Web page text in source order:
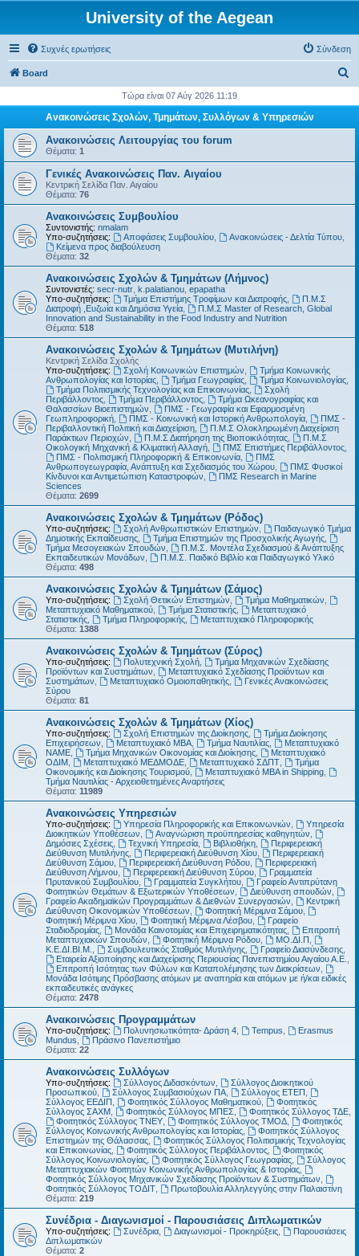
University of the Aegean
Συχνές ερωτήσεις Σύνδεση
Board
ζ
σ
Τώρα είναι 07 Αύγ 2026 11:19
Ανακοινώσεις Σχολών, Τμημάτων, Συλλόγων & Υπηρεσιών
Ανακοινώσεις Λειτουργίας του forum
Θέματα: 1
Γενικές Ανακοινώσεις Παν. Αιγαίου
Κεντρική Σελίδα Παν. Αιγαίου
Θέματα: 76
Ανακοινώσεις Συμβουλίου
Συντονιστής: nmalam
Υπο-συζητήσεις:
Αποφάσεις Συμβουλίου, Ανακοινώσεις - Δελτία Τύπου,
Kείμενα προς διαβούλευση
Θέματα: 32
Ανακοινώσεις Σχολών & Τμημάτων (Λήμνος)
Συντονιστές: secr-nutr k.palatianou epapatha
Υπο-συζητήσεις:
Τμήμα Επιστήμης Τροφίμων και Διατροφής,
Π.Μ.Σ
Διατροφή ,Ευζωία και Δημόσια Υγεία
Π.Μ.Σ Master of Research, Global
Innovation and Sustainability in the Food Industry and Nutrition
Θέματα: 518
Ανακοινώσεις Σχολών & Τμημάτων (Μυτιλήνη)
Κεντρική Σελίδα Σχολής
Υπο-συζητήσεις:
Σχολή Κοινωνικών Επιστημών
Τμήμα Κοινωνικής
Ανθρωπολογίας και Ιστορίας
Τμήμα Γεωγραφίας, Τμήμα Κοινωνιολογίας,
Τμήμα Πολιτισμικής Τεχνολογίας και Επικοινωνίας,
Σχολή
Περιβάλλοντος
Τμήμα Περιβάλλοντος,
Τμήμα Ωκεανογραφίας και
Θαλασσίων Βιοεπιστημών
ΠΜΣ - Γεωγραφία και Εφαρμοσμένη
Γεωπληροφορική
ΠΜΣ - Κοινωνική και Ιστορική Ανθρωπολογία,
ΠΜΣ -
Περιβαλλοντική Πολιτική και Διαχείριση
Π.Μ.Σ Ολοκληρωμένη Διαχείριση
Παράκτιων Περιοχών
Π.Μ.Σ Διατήρηση της Βιοποικιλότητας,
Π.Μ.Σ
Οικολογική Μηχανική & Κλιματική Αλλαγή
ΠΜΣ Επιστήμες Περιβάλλοντος,
ΠΜΣ - Πολιτισμική Πληροφορική & Επικοινωνία,
ΠΜΣ
Ανθρωπογεωγραφία, Ανάπτυξη και Σχεδιασμός του Χώρου
ΠΜΣ Φυσικοί
Κίνδυνοι και Αντιμετώπιση Καταστροφών
ΠΜΣ Research in Marine
Sciences
Θέματα: 2699
Ανακοινώσεις Σχολών & Τμημάτων (Ρόδος)
Υπο-συζητήσεις: Σχολή Ανθρωπιστικών Επιστημών
Παιδαγωγικό Τμήμα
Δημοτικής Εκπαίδευσης
Τμήμα Επιστημών της Προσχολικής Αγωγής,
Τμήμα Μεσογειακών Σπουδών
Π.Μ.Σ. Μοντέλα Σχεδιασμού & Ανάπτυξης
Εκπαιδευτικών Μονάδων
Π.Μ.Σ. Παιδικό Βιβλίο και Παιδαγωγικό Υλικό
Θέματα: 498
Ανακοινώσεις Σχολών & Τμημάτων (Σάμος)
Υπο-συζητήσεις: Σχολή Θετικών Επιστημών Τμήμα Μαθηματικών
Μεταπτυχιακό Μαθηματικού
Τμήμα Στατιστικής,
Μεταπτυχιακό
Στατιστικής
Τμήμα Πληροφορικής,
Μεταπτυχιακό Πληροφορικής
Θέματα: 1388
Ανακοινώσεις Σχολών & Τμημάτων (Σύρος)
Υπο-συζητήσεις: Πολυτεχνική Σχολή,
Τμήμα Μηχανικών Σχεδίασης
Προϊόντων και Συστημάτων
Μεταπτυχιακό Σχεδίασης Προϊόντων και
Συστημάτων
Μεταπτυχιακό Ομοιοπαθητικής,
Γενικές Ανακοινώσεις
Σύρου
Θέματα: 81
Ανακοινώσεις Σχολών & Τμημάτων (Χίος)
Υπο-συζητήσεις: Σχολή Επιστημών της Διοίκησης,
Τμήμα Διοίκησης
Επιχειρήσεων
Μεταπτυχιακό MBA, Τμήμα Ναυτιλίας,
Μεταπτυχιακό
ΝΑΜΕ
Τμήμα Μηχανικών Οικονομίας και Διοίκησης,
Μεταπτυχιακό
ΟΔΙΜ
Μεταπτυχιακό ΜΕΔΜΟΔΕ, Μεταπτυχιακό ΣΔΠΤ,
Τμήμα
Οικονομικής και Διοίκησης Τουρισμού
Μεταπτυχιακό MBA in Shipping,
Τμήμα Ναυτιλίας - Αρχειοθετημένες Αναρτήσεις
Θέματα: 11989
Ανακοινώσεις Υπηρεσιών
Υπο-συζητήσεις: Υπηρεσία Πληροφορικής και Επικοινωνιών
Υπηρεσία
Διοικητικών Υποθέσεων
Αναγνώριση προϋπηρεσίας καθηγητών
Δημόσιες Σχέσεις
Τεχνική Υπηρεσία, Βιβλιοθήκη,
Περιφερειακή
Διεύθυνση Μυτιλήνης
Περιφερειακή Διεύθυνση Χίου,
Περιφερειακή
Διεύθυνση Σάμου
Περιφερειακή Διεύθυνση Ρόδου,
Περιφερειακή
Διεύθυνση Λήμνου
Περιφερειακή Διεύθυνση Σύρου,
Γραμματεία
Πρυτανικού Συμβουλίου
Γραμματεία Συγκλήτου,
Γραφείο Αντιπρύτανη
Φοιτητικών Θεμάτων & Εξωτερικών Υποθέσεων
Διεύθυνση σπουδών
Γραφείο Ακαδημαϊκών Προγραμμάτων & Διεθνών Συνεργασιών
Κεντρική
Διεύθυνση Οικονομικών Υποθέσεων
Φοιτητική Μέριμνα Σάμου,
Φοιτητική Μέριμνα Χίου
Φοιτητική Μέριμνα Λέσβου,
Γραφείο
Σταδιοδρομίας
Μονάδα Καινοτομίας και Επιχειρηματικότητας,
Επιτροπή
Μεταπτυχιακών Σπουδών
Φοιτητική Μέριμνα Ρόδου, ΜΟ.ΔΙ.Π
Κ.Ε.ΔΙ.ΒΙ.Μ.
Συμβουλευτικός Σταθμός Μυτιλήνης, Γραφείο Διασύνδεσης,
Εταιρεία Αξιοποίησης και Διαχείρισης Περιουσίας Πανεπιστημίου Αιγαίου Α.Ε.
Επιτροπή Ισότητας των Φύλων και Καταπολέμησης των Διακρίσεων
Μονάδα Ισότιμης Πρόσβασης ατόμων με αναπηρία και ατόμων με ή/και ειδικές
εκπαιδευτικές ανάγκες
Θέματα: 2478
Ανακοινώσεις Προγραμμάτων
Υπο-συζητήσεις: Πολυνησιωτικότητα- Δράση 4, Tempus
Erasmus
Mundus
Πράσινο Πανεπιστήμιο
Θέματα: 22
Ανακοινώσεις Συλλόγων
Υπο-συζητήσεις: Σύλλογος Διδασκόντων
Σύλλογος Διοικητικού
Προσωπικού
Σύλλογος Συμβασιούχων ΠΑ, Σύλλογος ΕΤΕΠ
Σύλλογος ΕΕΔΙΠ
Φοιτητικός Σύλλογος Μαθηματικού,
Φοιτητικός
Σύλλογος ΣΑΧΜ
Φοιτητικός Σύλλογος ΜΠΕΣ Φοιτητικός Σύλλογος ΤΔΕ,
Φοιτητικός Σύλλογος ΤΝΕΥ, Φοιτητικός Σύλλογος ΤΜΟΔ,
Φοιτητικός
Σύλλογος Κοινωνικής Ανθρωπολογίας και Ιστορίας
Φοιτητικός Σύλλογος
Επιστημών της Θάλασσας
Φοιτητικός Σύλλογος Πολιτισμικής Τεχνολογίας
και Επικοινωνίας
Φοιτητικός Σύλλογος Περιβάλλοντος,
Φοιτητικός
Σύλλογος Κοινωνιολογίας
Φοιτητικός Σύλλογος Γεωγραφίας,
Σύλλογος
Μεταπτυχιακών Φοιτητών Κοινωνικής Ανθρωπολογίας & Ιστορίας
Φοιτητικός Σύλλογος Μηχανικών Σχεδίασης Προϊόντων & Συστημάτων
Φοιτητικός Σύλλογος ΤΟΔΙΤ
Πρωτοβουλία Αλληλεγγύης στην Παλαιστίνη
Θέματα: 219
Συνέδρια - Διαγωνισμοί - Παρουσιάσεις Διπλωματικών
Υπο-συζητήσεις: Συνέδρια, Διαγωνισμοί - Προκηρύξεις,
Παρουσιάσεις
Διπλωματικών
Θέματα: 2